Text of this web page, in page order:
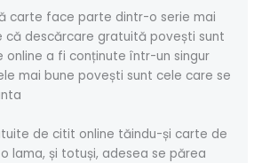
carte face parte dintr-o serie mai
că descărcare gratuită povești sunt
a fi conținute într-un singur
mai bune povești sunt cele care se
de citit online tăindu-și carte de
lama, și totuși, adesea se părea